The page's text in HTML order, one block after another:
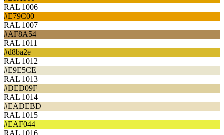
RAL 1006
#E79C00
RAL 1007
#AF8A54
RAL 1011
#d8ba2e
RAL 1012
#E9E5CE
RAL 1013
#DED09F
RAL 1014
#EADEBD
RAL 1015
#EAF044
RAL 1016